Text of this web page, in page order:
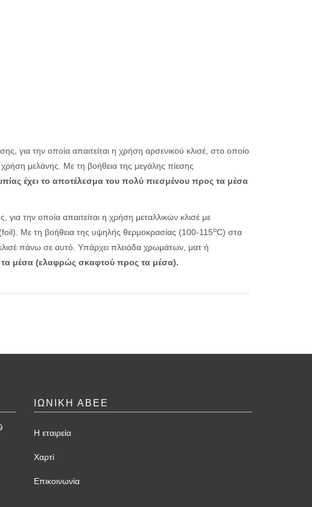
για την οποία απαιτείται η χρήση αρσενικού κλισέ, στο οποίο
μελάνης. Με τη βοήθεια της μεγάλης πίεσης
έχει το αποτέλεσμα του πολύ πιεσμένου προς τα μέσα
την οποία απαιτείται η χρήση μεταλλικών κλισέ με
Με τη βοήθεια της υψηλής θερμοκρασίας (100-115οC) στα
πάνω σε αυτό. Υπάρχει πλειάδα χρωμάτων, ματ ή
τα μέσα (ελαφρώς σκαφτού προς τα μέσα).
ΙΩΝΙΚΗ ΑΒΕΕ
Η εταιρεία
Χαρτί
Επικοινωνία